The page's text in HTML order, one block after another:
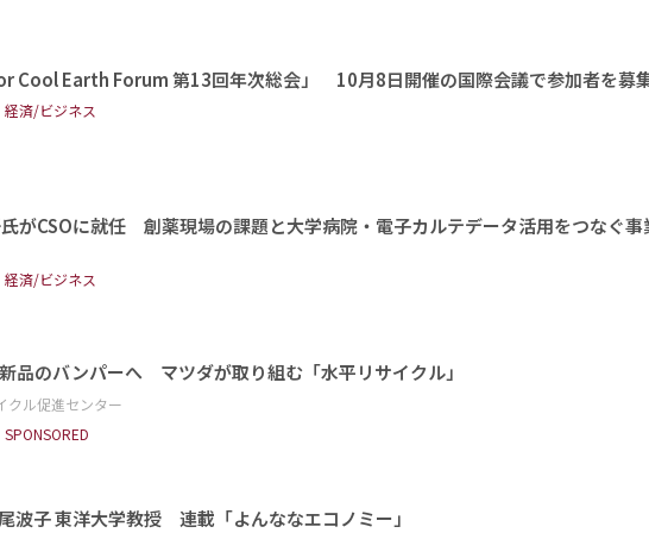
Cool Earth Forum 第13回年次総会」 10月8日開催の国際会議で参加者を募
経済/ビジネス
がCSOに就任 創薬現場の課題と大学病院・電子カルテデータ活用をつなぐ事
経済/ビジネス
品のバンパーへ マツダが取り組む「水平リサイクル」
クル促進センター
SPONSORED
波子 東洋大学教授 連載「よんななエコノミー」